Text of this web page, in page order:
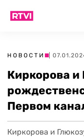
НОВОСТИ |
Киркорова и
Первом
Киркорова и